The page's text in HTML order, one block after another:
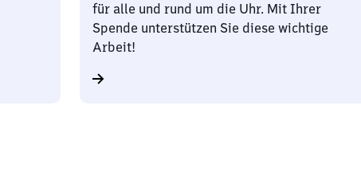
für alle und rund um die Uhr. Mit Ihrer
Spende unterstützen Sie diese wichtige
Arbeit!